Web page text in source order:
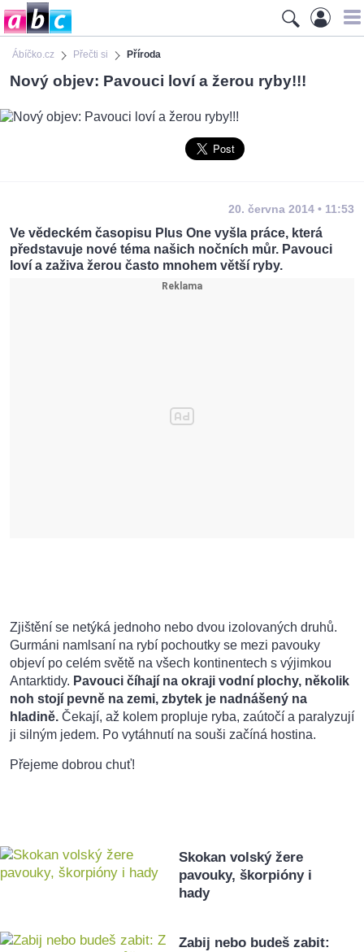
Ábíčko.cz Přečti si Příroda
Nový objev: Pavouci loví a žerou ryby!!!
20. června 2014 • 11:53
Ve vědeckém časopisu Plus One vyšla práce, která
představuje nové téma našich nočních můr. Pavouci
loví a zaživa žerou často mnohem větší ryby.
Zjištění se netýká jednoho nebo dvou izolovaných druhů.
Gurmáni namlsaní na rybí pochoutky se mezi pavouky
objeví po celém světě na všech kontinentech s výjimkou
Antarktidy. Pavouci číhají na okraji vodní plochy, několik
noh stojí pevně na zemi, zbytek je nadnášený na
hladině. Čekají, až kolem propluje ryba, zaútočí a paralyzují
ji silným jedem. Po vytáhnutí na souši začíná hostina.
Přejeme dobrou chuť!
Skokan volský žere
pavouky, škorpióny i
hady
Zabij nebo budeš zabit: